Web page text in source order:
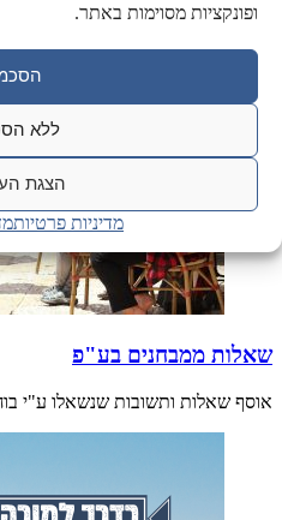
ופונקציות מסוימות באתר.
ללא
הצגת
מדיניות פרטיות
שאלות ממבחנים בע"פ
אוסף שאלות ותשובות שנשאלו ע"י